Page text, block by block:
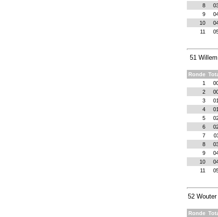
8
9
10
11
51
Ronde
1
2
3
4
5
6
7
8
9
10
11
52
Ronde